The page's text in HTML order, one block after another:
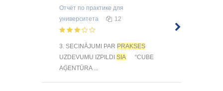
Отчёт по практике для
университета
12
3. SECINĀJUMI PAR PRAKSES
UZDEVUMU IZPILDI SIA
“CUBE
AĢENTŪRA ...